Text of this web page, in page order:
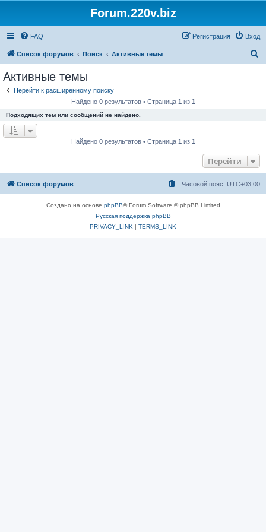
Forum.220v.biz
FAQ Вход
Регистрация
Список форумов Поиск Активные темы
Активные темы
Перейти к расширенному поиску
Найдено 0 результатов • Страница 1 из 1
Подходящих тем или сообщений не найдено.
Найдено 0 результатов • Страница 1 из 1
Перейти
Список форумов Часовой пояс: UTC+03:00
Создано на основе phpBB® Forum Software © phpBB Limited
Русская поддержка phpBB
PRIVACY_LINK | TERMS_LINK